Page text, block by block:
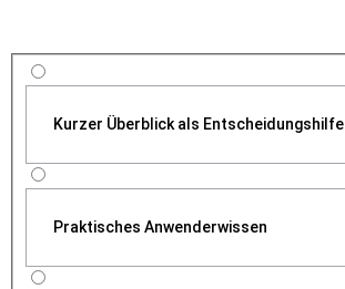
Kurzer Überblick als Entscheidungshilfe
Praktisches Anwenderwissen